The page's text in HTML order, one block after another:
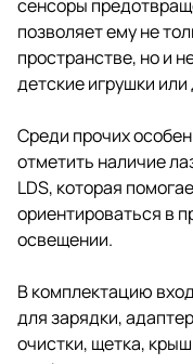
сенсоры
позволяет ему не
пространстве, но и
детские игрушки
Среди прочих
отметить наличие
LDS, которая
ориентироваться в
освещении.
В комплектацию
для зарядки,
очистки, щетка,